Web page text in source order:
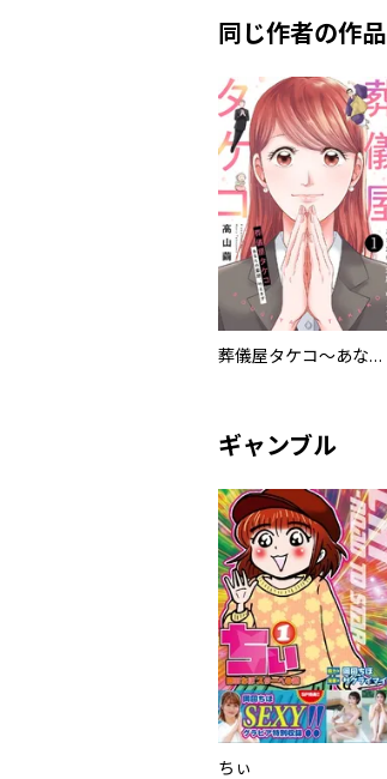
同じ作者の作品
葬儀屋タケコ～あなたの最期、叶えます
ギャンブル
ちぃ